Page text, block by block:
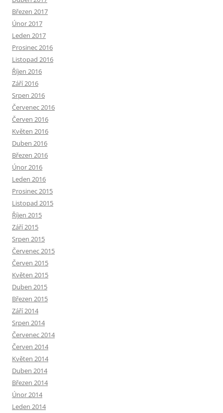
Březen 2017
Únor 2017
Leden 2017
Prosinec 2016
Listopad 2016
Říjen 2016
Září 2016
Srpen 2016
Červenec 2016
Červen 2016
Květen 2016
Duben 2016
Březen 2016
Únor 2016
Leden 2016
Prosinec 2015
Listopad 2015
Říjen 2015
Září 2015
Srpen 2015
Červenec 2015
Červen 2015
Květen 2015
Duben 2015
Březen 2015
Září 2014
Srpen 2014
Červenec 2014
Červen 2014
Květen 2014
Duben 2014
Březen 2014
Únor 2014
Leden 2014